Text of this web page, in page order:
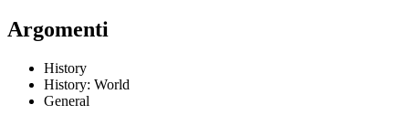
Argomenti
History
History: World
General